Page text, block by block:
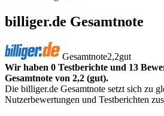
billiger.de Gesamtnote
Gesamtnote2,2gut
Wir haben 0 Testberichte und 13
Gesamtnote von 2,2 (gut).
Die billiger.de Gesamtnote setzt sich zu
Nutzerbewertungen und Testberichten